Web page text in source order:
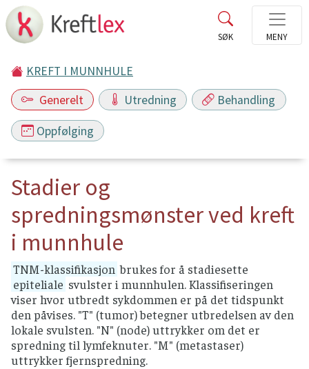
KREFT I MUNNHULE
Generelt
Utredning Behandling
Oppfølging
Stadier og
spredningsmønster ved kreft
i munnhule
TNM-klassifikasjon brukes for å stadiesette
epiteliale svulster i munnhulen. Klassifiseringen
viser hvor utbredt sykdommen er på det tidspunkt
den påvises. "T" (tumor) betegner utbredelsen av den
lokale svulsten. "N" (node) uttrykker om det er
spredning til lymfeknuter. "M" (metastaser)
uttrykker fjernspredning.